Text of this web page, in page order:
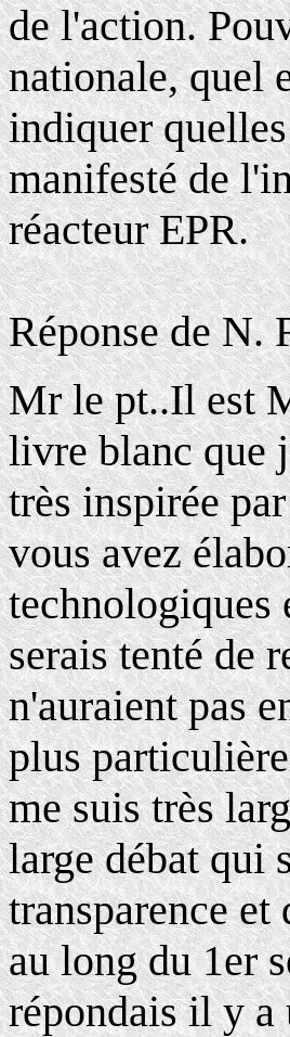
de l'action.
nationale, quel
indiquer
manifesté de
réacteur EPR.
Réponse de N.
Mr le pt..Il est
livre blanc que
très inspirée
vous avez
serais tenté de
n'auraient pas
plus
me suis très
large débat qui
transparence
au long du 1er
répondais il y